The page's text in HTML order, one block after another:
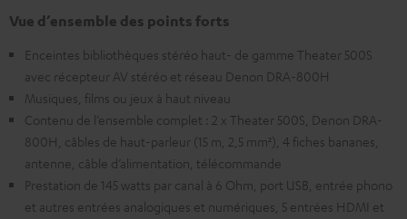
Vue d’ensemble des points forts
Enceintes bibliothèques stéréo haut- de gamme Theater 500S
avec récepteur AV stéréo et réseau Denon DRA-800H
Musiques, films ou jeux à haut niveau
Contenu de l’ensemble complet : 2 x Theater 500S, Denon DRA-
800H, câbles de haut-parleur (15 m, 2,5 mm²), 4 fiches bananes,
antenne, câble d’alimentation, télécommande
Prestation de 145 watts par canal à 6 Ohm, port USB, entrée phono
et autres entrées analogiques et numériques, 5 entrées HDMI et